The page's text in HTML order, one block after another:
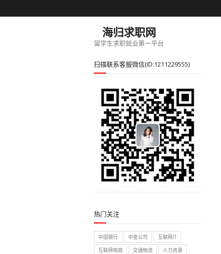
海归求职网
留学生求职就业第一平台
扫描联系客服微信(ID:1211229555)
热门关注
中国银行 中金公司
互联网IT
互联网电商
交通物流
人力资源